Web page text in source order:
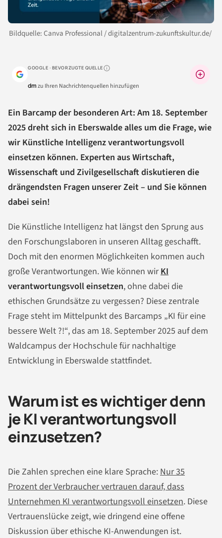
Bildquelle: Canva Professional / digitalzentrum-zukunftskultur.de/
GOOGLE · BEVORZUGTE QUELLEWarum lohnt sich das?
dmzu Ihren Nachrichtenquellen hinzufügen
Ein Barcamp der besonderen Art: Am 18. September
2025 dreht sich in Eberswalde alles um die Frage, wie
wir Künstliche Intelligenz verantwortungsvoll
einsetzen können. Experten aus Wirtschaft,
Wissenschaft und Zivilgesellschaft diskutieren die
drängendsten Fragen unserer Zeit – und Sie können
dabei sein!
Die Künstliche Intelligenz hat längst den Sprung aus
den Forschungslaboren in unseren Alltag geschafft.
Doch mit den enormen Möglichkeiten kommen auch
große Verantwortungen. Wie können wirKI
verantwortungsvoll einsetzen, ohne dabei die
ethischen Grundsätze zu vergessen? Diese zentrale
Frage steht im Mittelpunkt des Barcamps „KI für eine
bessere Welt ?!“, das am 18. September 2025 auf dem
Waldcampus der Hochschule für nachhaltige
Entwicklung in Eberswalde stattfindet.
Warum ist es wichtiger denn
je KI verantwortungsvoll
einzusetzen?
Die Zahlen sprechen eine klare Sprache: Nur 35
Prozent der Verbraucher vertrauen darauf, dass
Unternehmen KI verantwortungsvoll einsetzen. Diese
Vertrauenslücke zeigt, wie dringend eine offene
Diskussion über ethische KI-Anwendungen ist.